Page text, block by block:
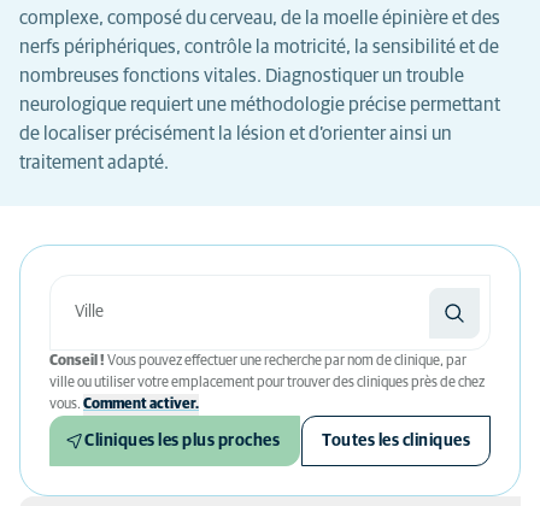
complexe, composé du cerveau, de la moelle épinière et des
nerfs périphériques, contrôle la motricité, la sensibilité et de
nombreuses fonctions vitales. Diagnostiquer un trouble
neurologique requiert une méthodologie précise permettant
de localiser précisément la lésion et d’orienter ainsi un
traitement adapté.
Conseil ! Vous pouvez effectuer une recherche par nom de clinique, par
ville ou utiliser votre emplacement pour trouver des cliniques près de chez
vous. Comment activer.
Cliniques les plus proches Toutes les cliniques